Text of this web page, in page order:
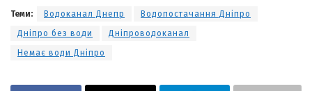
Теми: Водоканал Днепр
Водопостачання Дніпро
Дніпро без води
Дніпроводоканал
Немає води Дніпро